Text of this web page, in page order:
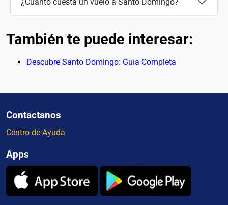
También te puede interesar:
Descubre Santo Domingo: Guía Completa
Contactanos
Centro de Ayuda
Apps